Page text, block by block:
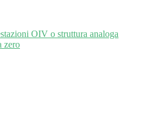
OIV o struttura analoga
zero